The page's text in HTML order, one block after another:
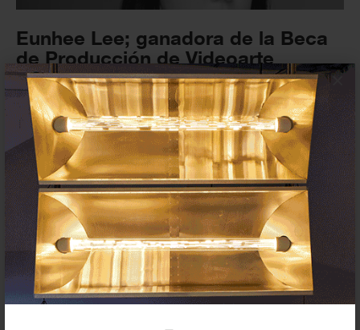
×
Eunhee Lee; ganadora de la Beca
de Producción de Videoarte
Fundació...
NOTICIAS 23 NOVIEMBRE 2023